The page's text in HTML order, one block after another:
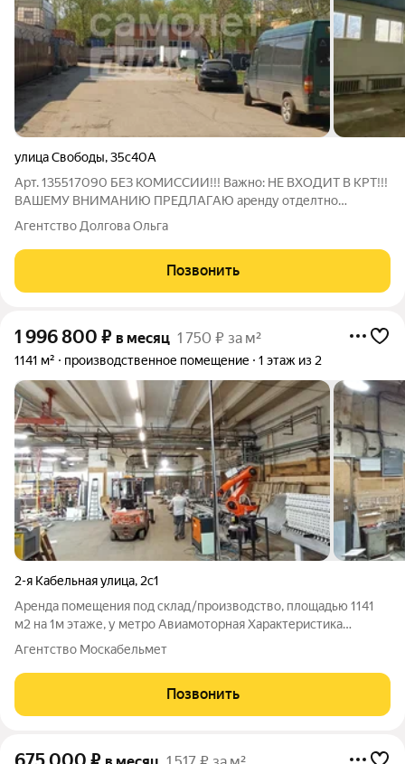
улица Свободы,35с40А
Арт. 135517090 БЕЗ КОМИССИИ!!! Важно: НЕ ВХОДИТ В КРТ!!!
ВАШЕМУ ВНИМАНИЮ ПРЕДЛАГАЮ аренду отделтно
стоящего здания. ХАРАКТЕРИСТИКИ: -Доступ 24/7;
-Охраняемая территория; -Спуск груза в подвал через люк,
через кран-балку, но можно установить
Агентство Долгова Ольга
Позвонить
1 996 800 ₽ в месяц 1 750 ₽ за м²
1141 м² производственное помещение 1 этаж из 2
2-я Кабельная улица, 2с1
Аренда помещения под склад/производство, площадью 1141
м2 на 1м этаже, у метро Авиамоторная Характеристика
помещений: высота потолков - 6м, полы - асфальт, нагрузка
два офисно-бытовых (с туалетом
Агентство Москабельмет
Позвонить